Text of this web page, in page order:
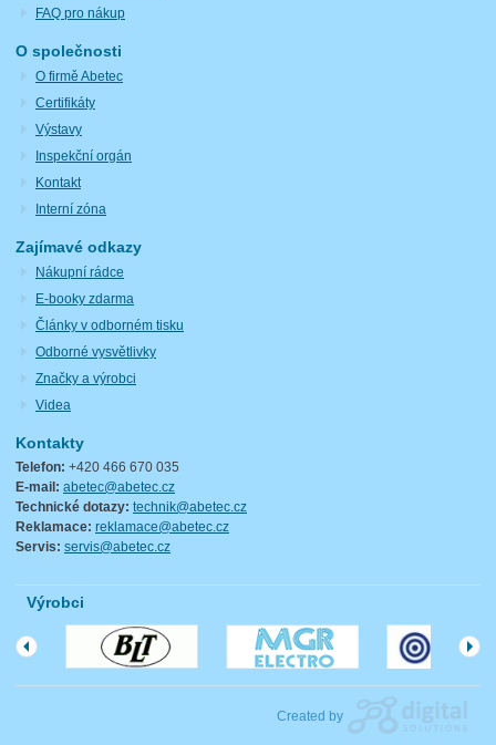
FAQ pro nákup
O společnosti
O firmě Abetec
Certifikáty
Výstavy
Inspekční orgán
Kontakt
Interní zóna
Zajímavé odkazy
Nákupní rádce
E-booky zdarma
Články v odborném tisku
Odborné vysvětlivky
Značky a výrobci
Videa
Kontakty
Telefon: +420 466 670 035
E-mail: abetec@abetec.cz
Technické dotazy: technik@abetec.cz
Reklamace: reklamace@abetec.cz
Servis: servis@abetec.cz
Výrobci
Created by